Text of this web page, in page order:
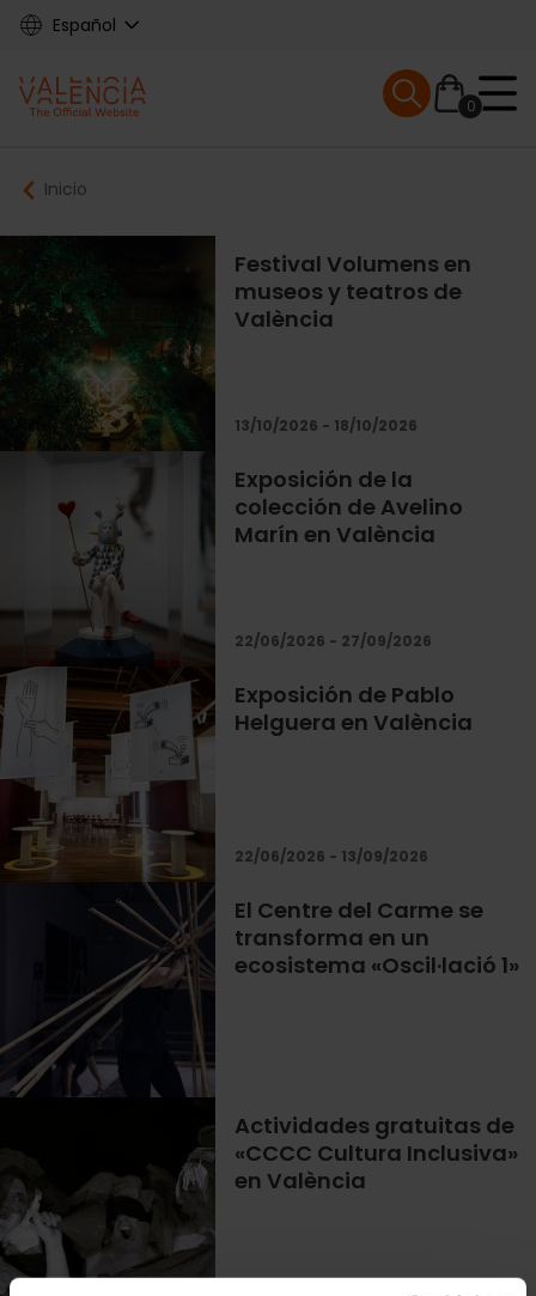
Skip
content
Español
Main
navigation
0
Mobile menu
Breadcrumb
Inicio
Festival Volumens en
museos y teatros de
València
13/10/2026 - 18/10/2026
Exposición de la
colección de Avelino
Marín en València
22/06/2026 - 27/09/2026
Exposición de Pablo
Helguera en València
22/06/2026 - 13/09/2026
El Centre del Carme se
transforma en un
ecosistema «Oscil·lació 1»
Actividades gratuitas de
«CCCC Cultura Inclusiva»
en València